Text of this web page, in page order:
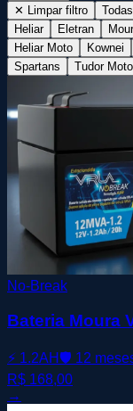
✕ Limpar filtro
Heliar
Eletran
Heliar Moto
Kownei
Spartans
Tudor Moto
No-Break
Bateria Moura
⚡ 1.2AH 🛡️ 12
R$ 168,00
→